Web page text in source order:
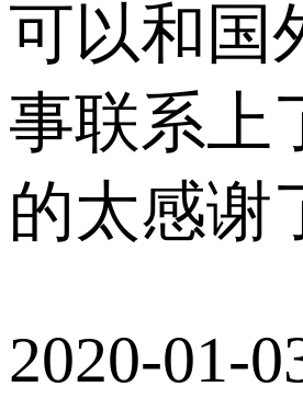
可以和国
事联系上
的太感谢
2020-01-